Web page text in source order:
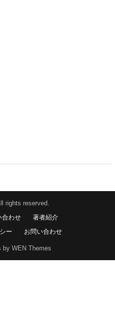
rights reserved.
合わせ
著者紹介
ー
お問い合わせ
by WEN Themes